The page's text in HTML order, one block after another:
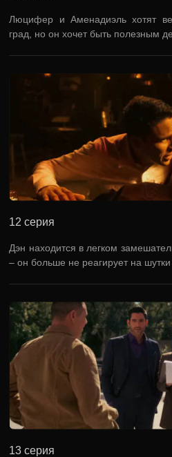
Люцифер и Аменадиэль хотят
град, но он хочет быть полезным
12 серия
Дэн находится в легком
– он больше не реагирует на
13 серия